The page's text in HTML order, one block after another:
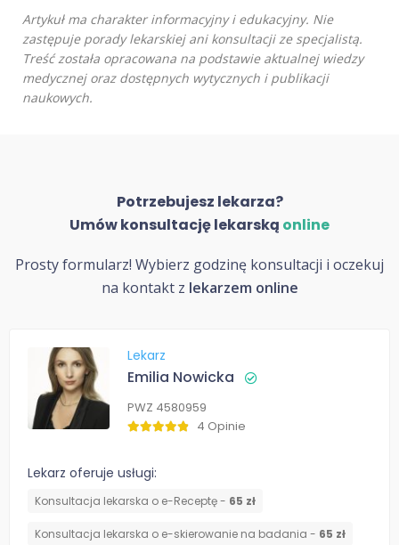
Artykuł ma charakter informacyjny i edukacyjny. Nie
zastępuje porady lekarskiej ani konsultacji ze specjalistą.
Treść została opracowana na podstawie aktualnej wiedzy
medycznej oraz dostępnych wytycznych i publikacji
naukowych.
Potrzebujesz lekarza?
Umów konsultację lekarską online
Prosty formularz! Wybierz godzinę konsultacji i oczekuj
na kontakt z lekarzem online
Lekarz
Emilia Nowicka
PWZ 4580959
4 Opinie
Lekarz oferuje usługi:
Konsultacja lekarska o e-Receptę - 65 zł
Konsultacja lekarska o e-skierowanie na badania - 65 zł